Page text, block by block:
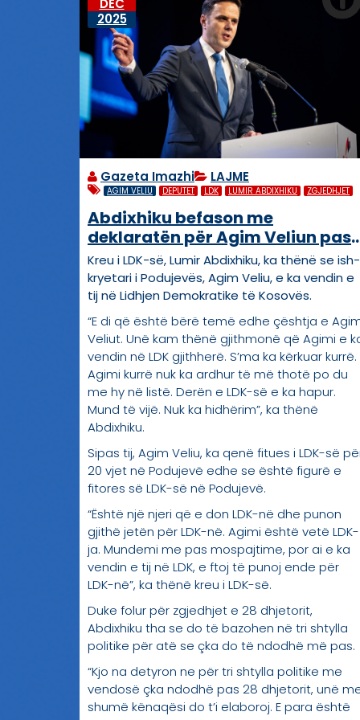
DEC
2025
Gazeta Imazhi LAJME
AGIM VELIU DEPUTET LDK LUMIR ABDIXHIKU ZGJEDHJET
Abdixhiku befason me
deklaratën për Agim Veliun pas
publikimit të listës për deputet
Kreu i LDK-së, Lumir Abdixhiku, ka thënë se ish-
kryetari i Podujevës, Agim Veliu, e ka vendin e
tij në Lidhjen Demokratike të Kosovës.
“E di që është bërë temë edhe çështja e
Veliut. Unë kam thënë gjithmonë që Agimi e
vendin në LDK gjithherë. S’ma ka kërkuar kurrë.
Agimi kurrë nuk ka ardhur të më thotë po du
me hy në listë. Derën e LDK-së e ka hapur.
Mund të vijë. Nuk ka hidhërim”, ka thënë
Abdixhiku.
Sipas tij, Agim Veliu, ka qenë fitues i LDK-së
20 vjet në Podujevë edhe se është figurë e
fitores së LDK-së në Podujevë.
“Është një njeri që e don LDK-në dhe punon
gjithë jetën për LDK-në. Agimi është vetë LDK-
ja. Mundemi me pas mospajtime, por ai e ka
vendin e tij në LDK, e ftoj të punoj ende për
LDK-në”, ka thënë kreu i LDK-së.
Duke folur për zgjedhjet e 28 dhjetorit,
Abdixhiku tha se do të bazohen në tri shtylla
politike për atë se çka do të ndodhë më pas.
“Kjo na detyron ne për tri shtylla politike me
vendosë çka ndodhë pas 28 dhjetorit, unë
shumë kënaqësi do t’i elaboroj. E para është